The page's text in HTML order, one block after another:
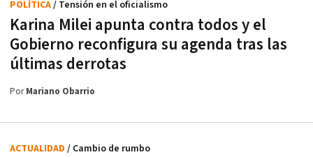
Karina Milei apunta contra todos y el
Gobierno reconfigura su agenda tras las
últimas derrotas
POLÍTICA/ Tensión en el oficialismo
PorMariano Obarrio
ACTUALIDAD / Cambio de rumbo